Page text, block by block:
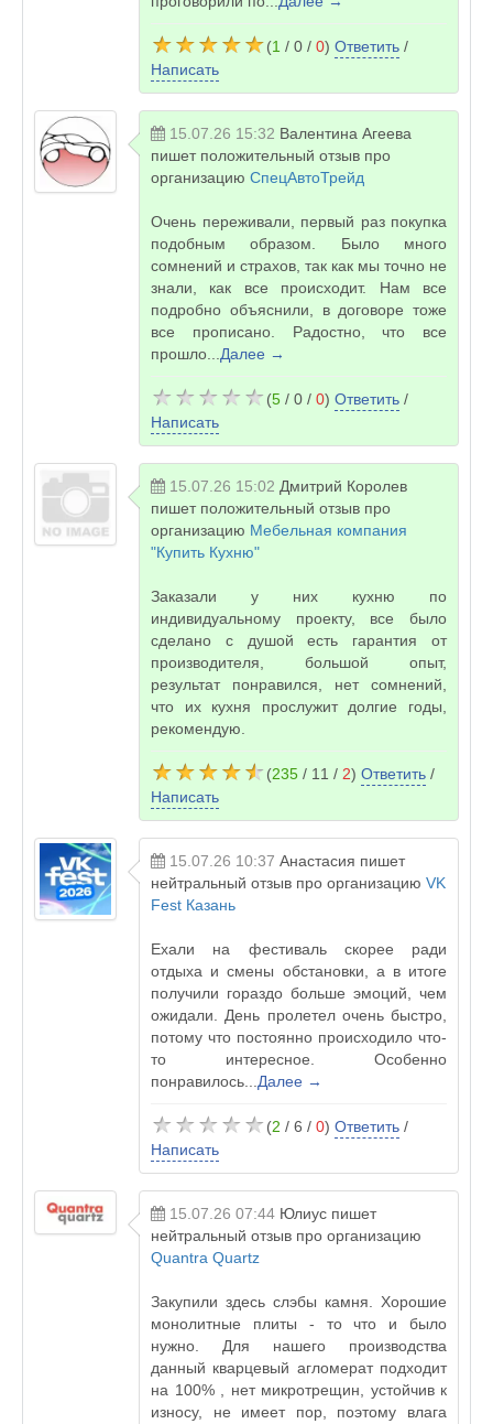
(1 / 0 / 0) Ответить /
Написать
15.07.26 15:32 Валентина Агеева
пишет положительный отзыв про
организацию СпецАвтоТрейд
Очень переживали, первый раз покупка
подобным образом. Было много
сомнений и страхов, так как мы точно не
знали, как все происходит. Нам все
подробно объяснили, в договоре тоже
все прописано. Радостно, что все
прошло... Далее →
(5 / 0 / 0) Ответить /
Написать
15.07.26 15:02 Дмитрий Королев
пишет положительный отзыв про
организацию Мебельная компания
"Купить Кухню"
Заказали у них кухню по
индивидуальному проекту, все было
сделано с душой есть гарантия от
производителя, большой опыт,
результат понравился, нет сомнений,
что их кухня прослужит долгие годы,
рекомендую.
(235 / 11 / 2) Ответить /
Написать
15.07.26 10:37 Анастасия пишет
нейтральный отзыв про организацию VK
Fest Казань
Ехали на фестиваль скорее ради
отдыха и смены обстановки, а в итоге
получили гораздо больше эмоций, чем
ожидали. День пролетел очень быстро,
потому что постоянно происходило что-
то интересное. Особенно
понравилось... Далее →
(2 / 6 / 0) Ответить /
Написать
15.07.26 07:44 Юлиус пишет
нейтральный отзыв про организацию
Quantra Quartz
Закупили здесь слэбы камня. Хорошие
монолитные плиты - то что и было
нужно. Для нашего производства
данный кварцевый агломерат подходит
на 100% , нет микротрещин, устойчив к
износу, не имеет пор, поэтому влага